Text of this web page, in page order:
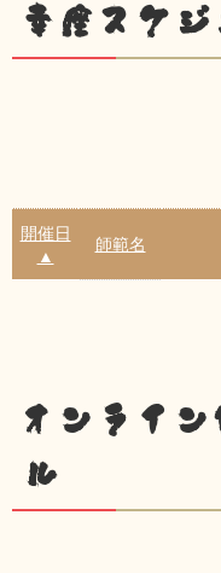
幸座スケ
開催日
▲
師範名
オンライ
ル